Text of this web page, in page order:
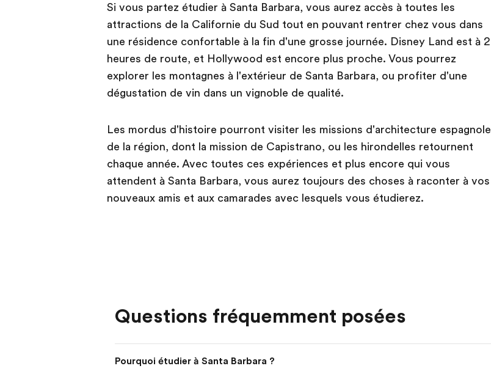
Si vous partez étudier à Santa Barbara, vous aurez accès à toutes les
attractions de la Californie du Sud tout en pouvant rentrer chez vous dans
une résidence confortable à la fin d'une grosse journée. Disney Land est à 2
heures de route, et Hollywood est encore plus proche. Vous pourrez
explorer les montagnes à l'extérieur de Santa Barbara, ou profiter d'une
dégustation de vin dans un vignoble de qualité.
Les mordus d'histoire pourront visiter les missions d'architecture espagnole
de la région, dont la mission de Capistrano, ou les hirondelles retournent
chaque année. Avec toutes ces expériences et plus encore qui vous
attendent à Santa Barbara, vous aurez toujours des choses à raconter à vos
nouveaux amis et aux camarades avec lesquels vous étudierez.
Questions fréquemment posées
Pourquoi étudier à Santa Barbara ?